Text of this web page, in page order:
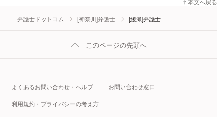
本文へ戻る
弁護士ドットコム [神奈川]弁護士 [綾瀬]弁護士
このページの先頭へ
よくあるお問い合わせ・ヘルプ お問い合わせ窓口
利用規約・プライバシーの考え方